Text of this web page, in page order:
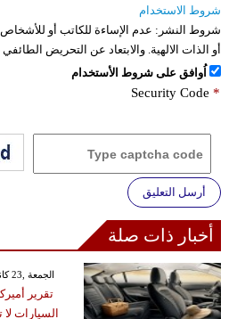
شروط الاستخدام
شروط النشر: عدم الإساءة للكاتب أو
أو الذات الالهية. والابتعاد عن التحريض
اُوافق على شروط الأستخدام
Security Code *
أرسل التعليق
أخبار ذات صلة
GMT 10:44 2026 الجمعة ,23 كانون الثاني / يناير
تقرير
السيارات